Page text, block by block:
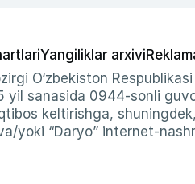
Yangiliklar arxivi
O‘zbekiston
sanasida 0944-sonli
keltirishga,
yoki “Daryo” internet-